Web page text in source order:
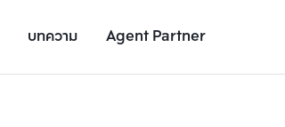
บทความ Agent Partner
รายละเอียดยูนิต